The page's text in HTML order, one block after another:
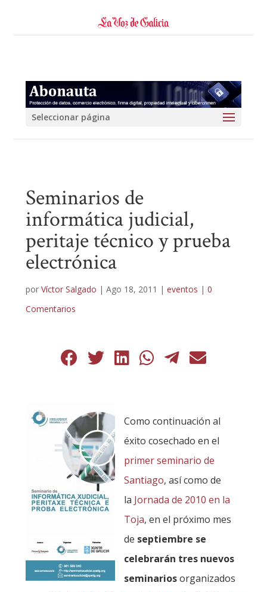
Seleccionar página
Seminarios de
informática judicial,
peritaje técnico y prueba
electrónica
por Víctor Salgado | Ago 18, 2011 | eventos | 0
Comentarios
Como continuación al
éxito cosechado en el
primer seminario de
Santiago, así como de
la Jornada de 2010 en la
Toja, en el próximo mes
de septiembre se
celebrarán tres nuevos
seminariosorganizados